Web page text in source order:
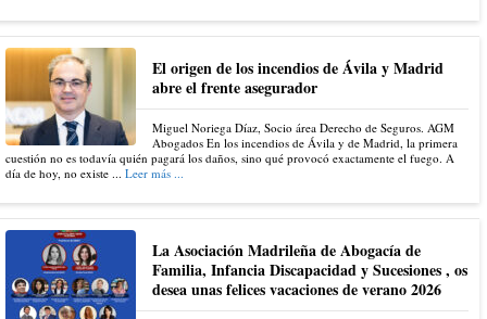
El origen de los incendios de Ávila y Madrid
abre el frente asegurador
Miguel Noriega Díaz, Socio área Derecho de Seguros. AGM
Abogados En los incendios de Ávila y de Madrid, la primera
cuestión no es todavía quién pagará los daños, sino qué provocó exactamente el fuego. A
día de hoy, no existe ... Leer más ...
La Asociación Madrileña de Abogacía de
Familia, Infancia Discapacidad y Sucesiones , os
desea unas felices vacaciones de verano 2026